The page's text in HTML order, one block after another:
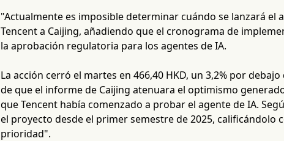
"Actualmente es imposible determinar cuándo se lanzará el
Tencent a Caijing, añadiendo que el cronograma de
la aprobación regulatoria para los agentes de IA.
La acción cerró el martes en 466,40 HKD, un 3,2% por
de que el informe de Caijing atenuara el optimismo
que Tencent había comenzado a probar el agente de IA.
el proyecto desde el primer semestre de 2025,
prioridad".